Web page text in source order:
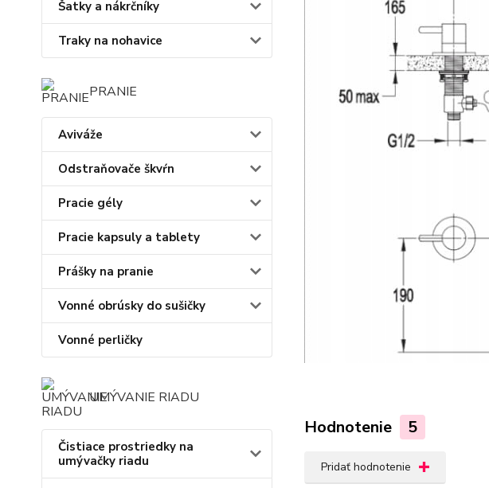
Šatky a nákrčníky
Traky na nohavice
PRANIE
Aviváže
Odstraňovače škvŕn
Pracie gély
Pracie kapsuly a tablety
Prášky na pranie
Vonné obrúsky do sušičky
Vonné perličky
UMÝVANIE RIADU
Čistiace prostriedky na
umývačky riadu
Hodnotenie 5
Pridať hodnotenie